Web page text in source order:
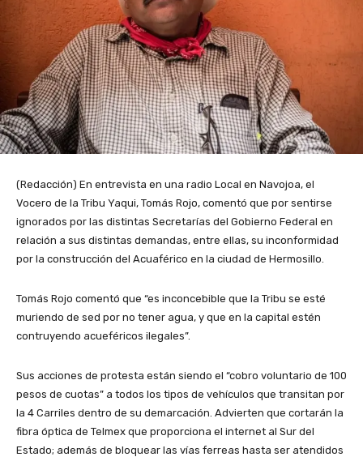
(Redacción) En entrevista en una radio Local en Navojoa, el
Vocero de la Tribu Yaqui, Tomás Rojo, comentó que por sentirse
ignorados por las distintas Secretarías del Gobierno Federal en
relación a sus distintas demandas, entre ellas, su inconformidad
por la construcción del Acuaférico en la ciudad de Hermosillo.
Tomás Rojo comentó que “es inconcebible que la Tribu se esté
muriendo de sed por no tener agua, y que en la capital estén
contruyendo acueféricos ilegales”.
Sus acciones de protesta están siendo el “cobro voluntario de 100
pesos de cuotas” a todos los tipos de vehículos que transitan por
la 4 Carriles dentro de su demarcación. Advierten que cortarán la
fibra óptica de Telmex que proporciona el internet al Sur del
Estado; además de bloquear las vías ferreas hasta ser atendidos